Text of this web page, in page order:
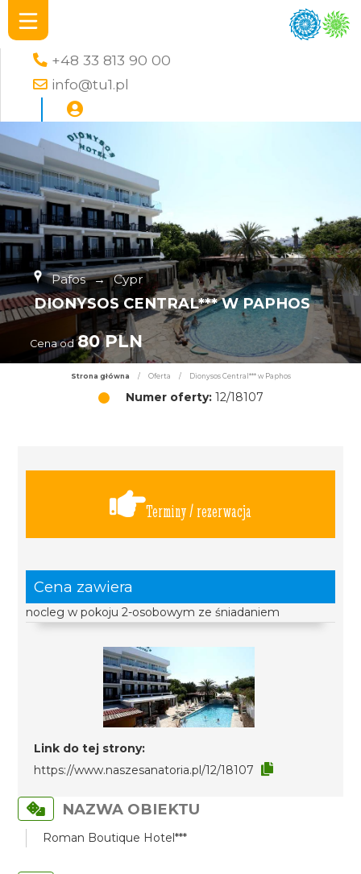
+48 33 813 90 00
info@tu1.pl
Pafos → Cypr
DIONYSOS CENTRAL*** W PAPHOS
Cena od 80 PLN
Strona główna / Oferta / Dionysos Central*** w Paphos
Numer oferty:12/18107
Terminy / rezerwacja
Cena zawiera
nocleg w pokoju 2-osobowym ze śniadaniem
Link do tej strony:
https://www.naszesanatoria.pl/12/18107
NAZWA OBIEKTU
Roman Boutique Hotel***